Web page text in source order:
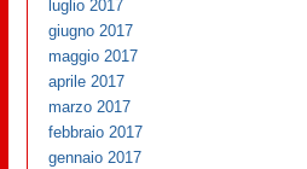
luglio 2017
giugno 2017
maggio 2017
aprile 2017
marzo 2017
febbraio 2017
gennaio 2017